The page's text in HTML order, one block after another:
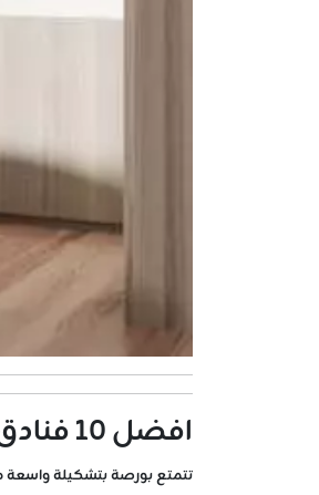
افضل ١٠ فنادق في بورصة تركيا
تتمتع بورصة بتشكيلة واسعة